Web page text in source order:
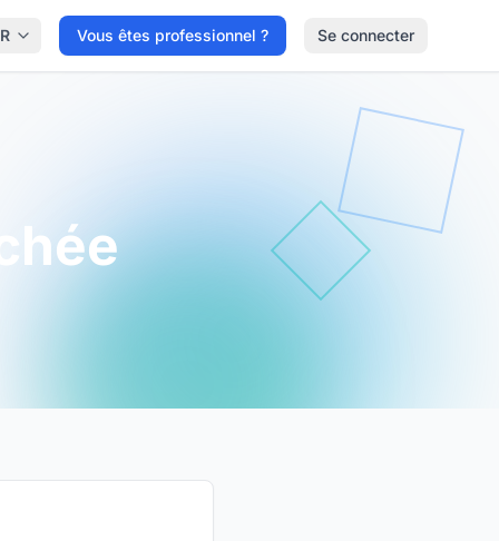
Vous êtes professionnel ? Se connecter